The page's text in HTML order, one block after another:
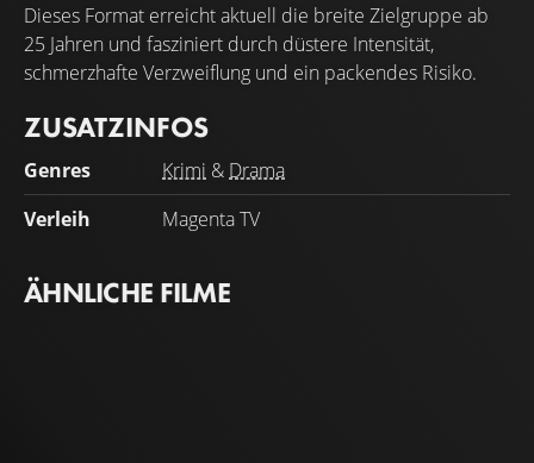
Dieses Format erreicht aktuell die breite Zielgruppe ab
25 Jahren und fasziniert durch düstere Intensität,
schmerzhafte Verzweiflung und ein packendes Risiko.
ZUSATZINFOS
Genres Krimi & Drama
Verleih
Magenta TV
ÄHNLICHE FILME